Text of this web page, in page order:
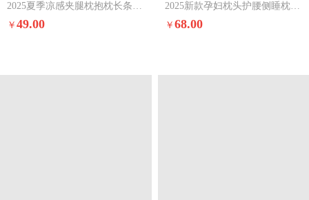
2025夏季凉感夹腿枕抱枕长条枕孕妇枕床头靠背靠垫跨境外贸【有】春夏秋季-香草绿
￥49.00
2025新款孕妇枕头护腰侧睡枕托腹枕侧卧糖果抱靠枕怀孕专用神器（有）调节孕妇枕-香草绿20*80cm
￥ 68.00